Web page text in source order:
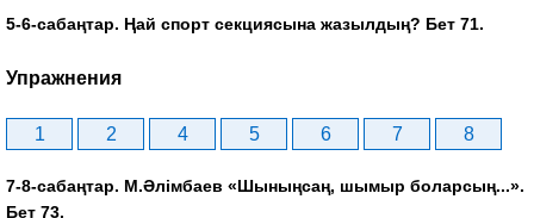
5-6-сабаңтар. Ңай спорт секциясына жазылдың? Бет 71.
Упражнения
1 2 4 5 6 7 8
7-8-сабаңтар. М.Әлімбаев «Шыныңсаң, шымыр боларсың...».
Бет 73.